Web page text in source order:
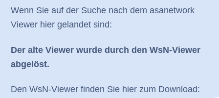
Wenn Sie auf der Suche nach dem asanetwork
Viewer hier gelandet sind:
Der alte Viewer wurde durch den WsN-Viewer
abgelöst.
Den WsN-Viewer finden Sie hier zum Download: